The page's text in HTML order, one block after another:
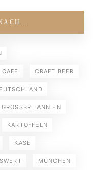
CAFE CRAFT BEER
GROSSBRITANNIEN
KARTOFFELN
KÄSE
MÜNCHEN